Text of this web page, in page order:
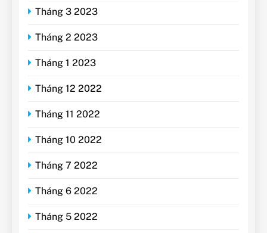
Tháng 3 2023
Tháng 2 2023
Tháng 1 2023
Tháng 12 2022
Tháng 11 2022
Tháng 10 2022
Tháng 7 2022
Tháng 6 2022
Tháng 5 2022